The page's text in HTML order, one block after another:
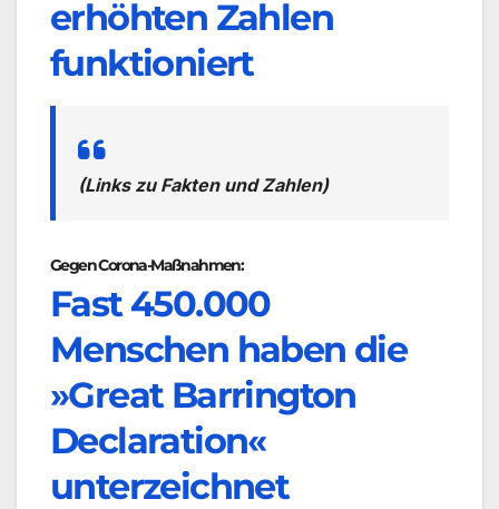
erhöhten Zahlen
funktioniert
(Links zu Fakten und Zahlen)
Gegen Corona-Maßnahmen:
Fast 450.000
Menschen haben die
»Great Barrington
Declaration«
unterzeichnet